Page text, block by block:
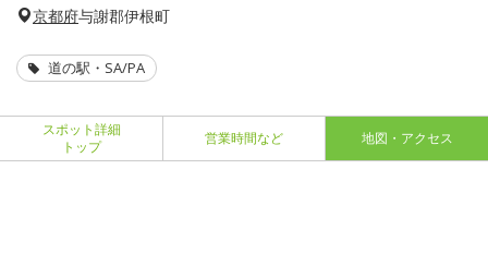
京都府与謝郡伊根町
道の駅・SA/PA
スポット詳細
トップ
営業時間など 地図・アクセス